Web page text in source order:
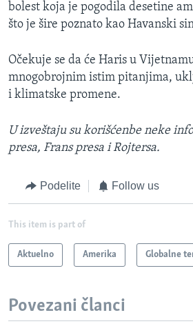
bolest koja je pogodila desetine
što je šire poznato kao Havanski
Očekuje se da će Haris u
mnogobrojnim istim pitanjima,
i klimatske promene.
U izveštaju su korišćenbe neke
presa, Frans presa i Rojtersa.
Podelite Follow us
This item is part of
Aktuelno Amerika Globalne
Povezani članci